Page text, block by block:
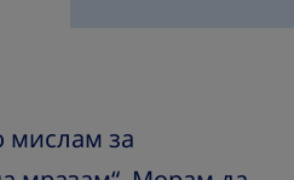
мислам за